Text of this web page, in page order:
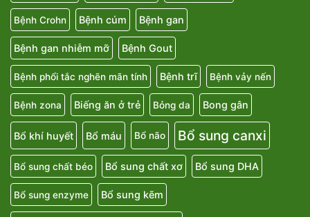
Bệnh Crohn Bệnh cúm Bệnh gan
Bệnh gan nhiễm mỡ Bệnh Gout
Bệnh phổi tắc nghẽn mãn tính Bệnh trĩ Bệnh vảy nến
Bệnh zona Biếng ăn ở trẻ Bỏng da Bong gân
Bổ khí huyết Bổ máu Bổ não Bổ sung canxi
Bổ sung chất béo Bổ sung chất xơ Bổ sung DHA
Bổ sung enzyme Bổ sung kẽm